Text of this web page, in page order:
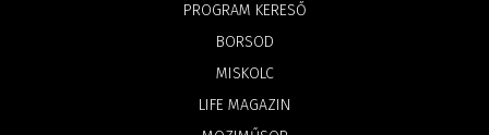
PROGRAM KERESŐ
BORSOD
MISKOLC
LIFE MAGAZIN